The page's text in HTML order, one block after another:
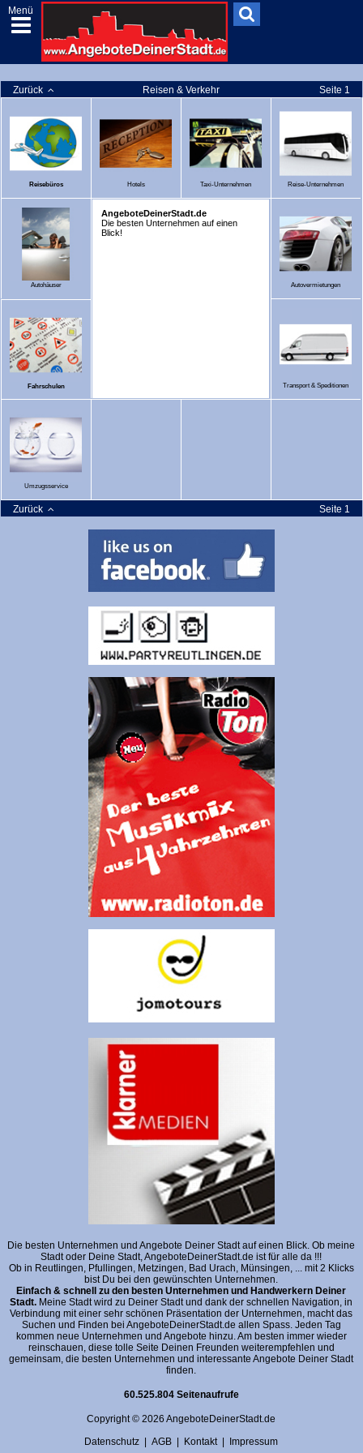
Menü
Zurück Reisen & Verkehr Seite 1
Reisebüros Hotels Taxi-Unternehmen Reise-Unternehmen
Autohäuser
AngeboteDeinerStadt.de
Die besten Unternehmen auf einen
Blick!
Autovermietungen
Fahrschulen Transport & Speditionen
Umzugsservice
Zurück Seite 1
Die besten Unternehmen und Angebote Deiner Stadt auf einen Blick. Ob meine
Stadt oder Deine Stadt, AngeboteDeinerStadt.de ist für alle da !!!
Ob in Reutlingen, Pfullingen, Metzingen, Bad Urach, Münsingen, ... mit 2 Klicks
bist Du bei den gewünschten Unternehmen.
Einfach & schnell zu den besten Unternehmen und Handwerkern Deiner
Stadt. Meine Stadt wird zu Deiner Stadt und dank der schnellen Navigation, in
Verbindung mit einer sehr schönen Präsentation der Unternehmen, macht das
Suchen und Finden bei AngeboteDeinerStadt.de allen Spass. Jeden Tag
kommen neue Unternehmen und Angebote hinzu. Am besten immer wieder
reinschauen, diese tolle Seite Deinen Freunden weiterempfehlen und
gemeinsam, die besten Unternehmen und interessante Angebote Deiner Stadt
finden.
60.525.804 Seitenaufrufe
Copyright © 2026 AngeboteDeinerStadt.de
Datenschutz |AGB | Kontakt| Impressum